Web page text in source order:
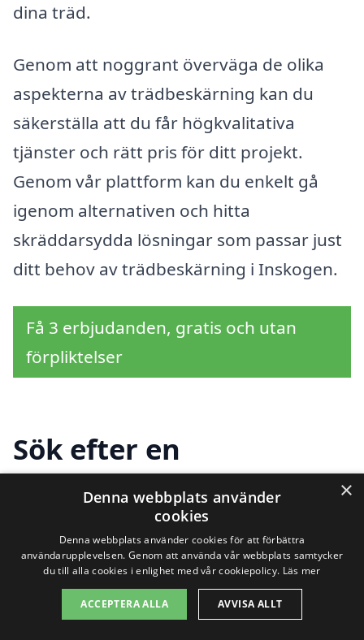
dina träd.
Genom att noggrant överväga de olika
aspekterna av trädbeskärning kan du
säkerställa att du får högkvalitativa
tjänster och rätt pris för ditt projekt.
Genom vår plattform kan du enkelt gå
igenom alternativen och hitta
skräddarsydda lösningar som passar just
ditt behov av trädbeskärning i Inskogen.
Få 3 erbjudanden, gratis och utan
förpliktelser
Sök efter en
professionell för
trädbeskärning i andra
städer nära Inskogen
Om du letar efter trädbeskärning i
×
Denna webbplats använder
cookies
Denna webbplats använder cookies för att förbättra
användarupplevelsen. Genom att använda vår webbplats samtycker
du till alla cookies i enlighet med vår cookiepolicy. Läs mer
ACCEPTERA ALLA AVVISA ALLT